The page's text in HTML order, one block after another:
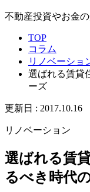
不動産投資やお金
TOP
コラム
リノベーショ
選ばれる賃貸
ーズ
更新日 : 2017.10.16
リノベーション
選ばれる賃
るべき時代